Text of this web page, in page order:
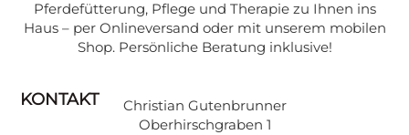
Pferdefütterung, Pflege und Therapie zu Ihnen ins
Haus – per Onlineversand oder mit unserem mobilen
Shop. Persönliche Beratung inklusive!
KONTAKT
Christian Gutenbrunner
Oberhirschgraben 1